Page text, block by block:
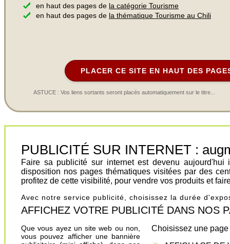
en haut des pages de la catégorie Tourisme
en haut des pages de la thématique Tourisme au Chili
PLACER CE SITE EN HAUT DES
ASTUCE : Vos liens sortants seront placés automatiquement sur le titre...
PUBLICITÉ SUR INTERNET :
Faire sa publicité sur internet est devenu
disposition nos pages thématiques visitées par des
profitez de cette visibilité, pour vendre vos produits et
Avec notre service publicité, choisissez la durée
AFFICHEZ VOTRE PUBLICITÉ DANS NOS
Que vous ayez un site web ou non,
vous pouvez afficher une bannière
Choisissez une